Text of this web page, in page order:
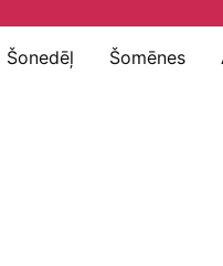
Šonedēļ Šomēnes